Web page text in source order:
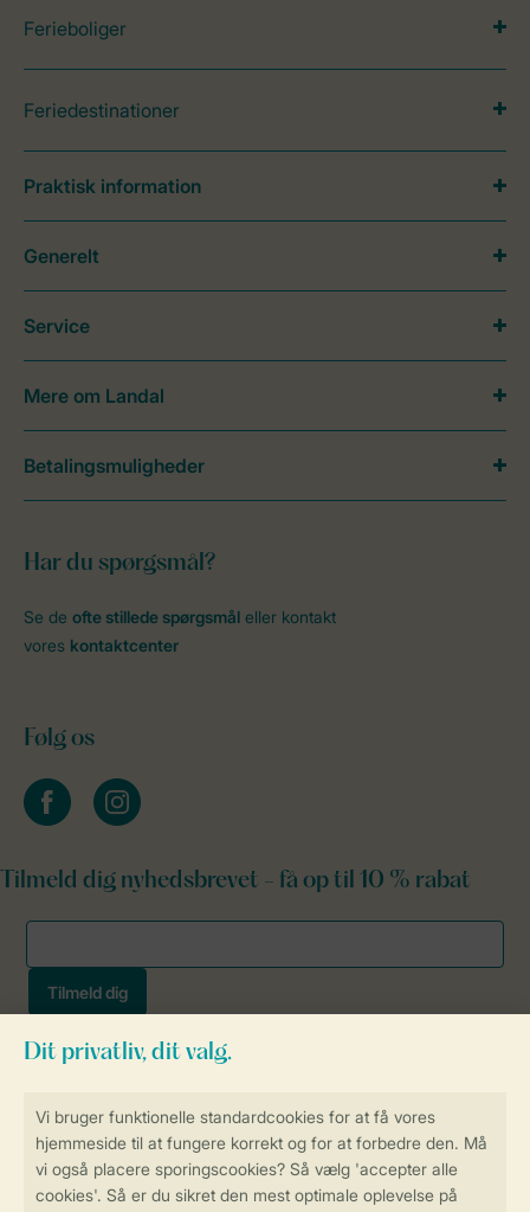
Sikker datahåndtering
Sikker betaling
Ferieboliger
Feriedestinationer
Har du spørgsmål?
Se de ofte stillede spørgsmål eller kontakt
vores kontaktcenter
Følg os
facebookinstagram
Tilmeld dig nyhedsbrevet - få op til 10 % rabat
Praktisk information
Generelt
Service
Mere om Landal
Betalingsmuligheder